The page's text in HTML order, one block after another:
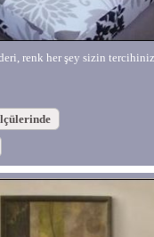
renk her şey sizin